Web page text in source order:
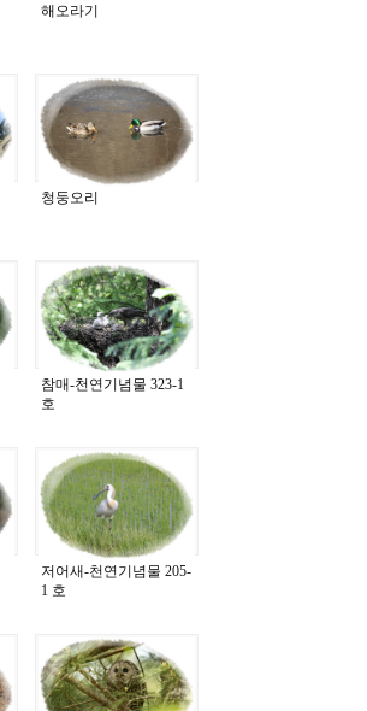
해오라기
청둥오리
참매-천연기념물 323-1
호
저어새-천연기념물 205-
1 호